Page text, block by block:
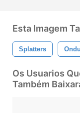
Esta Imagem
Splatters
Os Usuarios
Também